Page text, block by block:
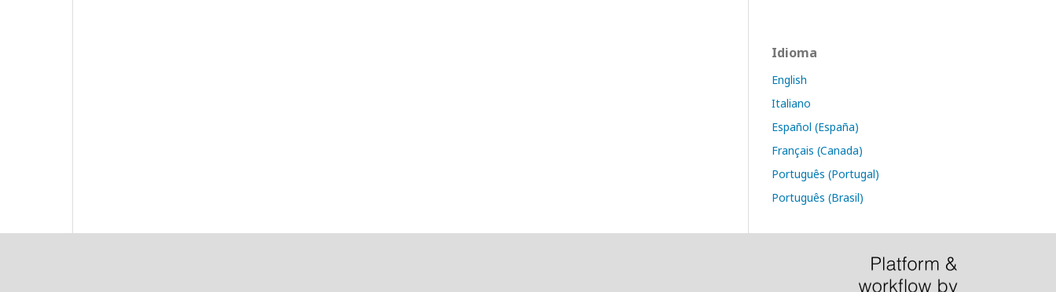
Idioma
English
Italiano
Español (España)
Français (Canada)
Português (Portugal)
Português (Brasil)